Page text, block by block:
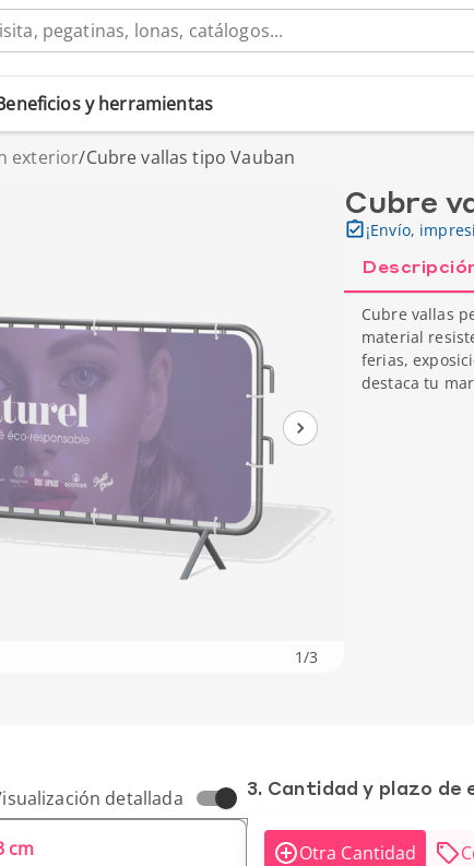
y herramientas
exterior/Cubre vallas tipo Vauban
1/3
Cubre
¡Envío,
Cubre vallas
material
ferias,
destaca tu
detallada
cm
3. Cantidad y plazo
Otra Cantidad